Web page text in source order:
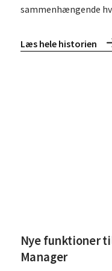
sammenhængende
Læs hele historien
Nye funktioner
Manager